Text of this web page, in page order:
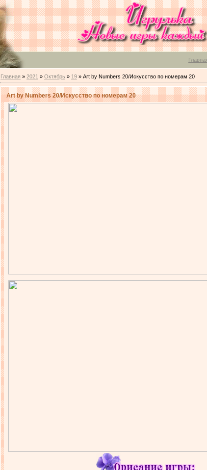
Главная » 2021 » Октябрь » 19 » Art by Numbers 20/Искусство по номерам 20
Art by Numbers 20/Искусство по номерам 20